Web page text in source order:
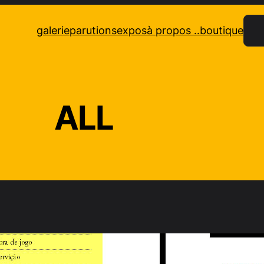
galerieparutionsexposà propos ..boutique
ALL